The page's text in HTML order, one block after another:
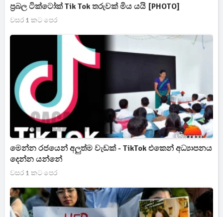
ප්‍රබල ටික්ටෝක් Tik Tok තරුවක් මිය යයි [PHOTO]
වසර 1 කට පෙර
මෙන්න රජයෙන් අලුත්ම වැඩක් - TikTok එකෙන් අධ්‍යාපනය
දෙන්න යන්නේ
වසර 1 කට පෙර